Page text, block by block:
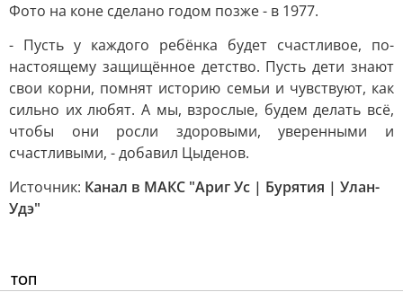
Фото на коне сделано годом позже - в 1977.
- Пусть у каждого ребёнка будет счастливое, по-
настоящему защищённое детство. Пусть дети знают
свои корни, помнят историю семьи и чувствуют, как
сильно их любят. А мы, взрослые, будем делать всё,
чтобы они росли здоровыми, уверенными и
счастливыми, - добавил Цыденов.
Источник: Канал в МАКС "Ариг Ус | Бурятия | Улан-
Удэ"
ТОП